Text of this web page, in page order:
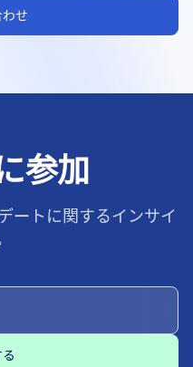
せ
参加
ートに関するインサイ